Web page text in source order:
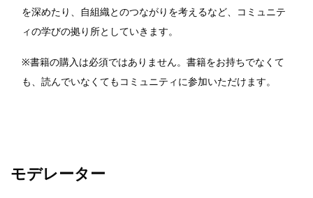
を深めたり、自組織とのつながりを考えるなど、コミュニテ
ィの学びの拠り所としていきます。
※書籍の購入は必須ではありません。書籍をお持ちでなくて
も、読んでいなくてもコミュニティに参加いただけます。
モデレーター